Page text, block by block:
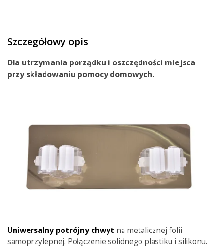
Szczegółowy opis
Dla utrzymania porządku i oszczędności miejsca
przy składowaniu pomocy domowych.
Uniwersalny potrójny chwyt na metalicznej folii
samoprzylepnej. Połączenie solidnego plastiku i silikonu.